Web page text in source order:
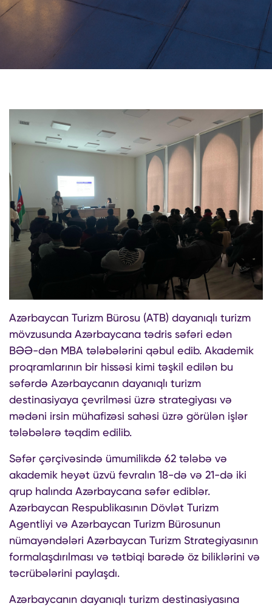
Azərbaycan Turizm Bürosu (ATB) dayanıqlı turizm
mövzusunda Azərbaycana tədris səfəri edən
BƏƏ-dən MBA tələbələrini qəbul edib. Akademik
proqramlarının bir hissəsi kimi təşkil edilən bu
səfərdə Azərbaycanın dayanıqlı turizm
destinasiyaya çevrilməsi üzrə strategiyası və
mədəni irsin mühafizəsi sahəsi üzrə görülən işlər
tələbələrə təqdim edilib.
Səfər çərçivəsində ümumilikdə 62 tələbə və
akademik heyət üzvü fevralın 18-də və 21-də iki
qrup halında Azərbaycana səfər ediblər.
Azərbaycan Respublikasının Dövlət Turizm
Agentliyi və Azərbaycan Turizm Bürosunun
nümayəndələri Azərbaycan Turizm Strategiyasının
formalaşdırılması və tətbiqi barədə öz biliklərini və
təcrübələrini paylaşdı.
Azərbaycanın dayanıqlı turizm destinasiyasına